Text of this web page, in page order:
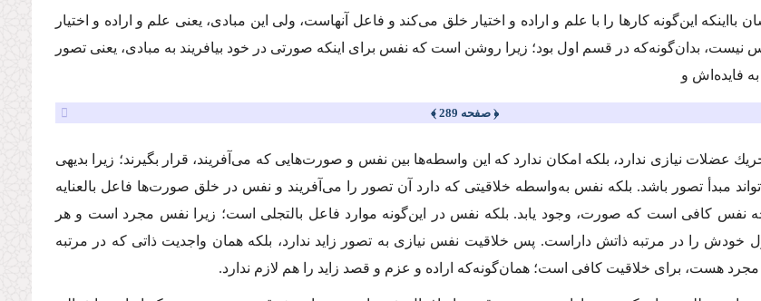
بااینكه این‌گونه كارها را با علم و اراده و اختیار خلق می‌كند و فاعل آنهاست، ولی این مبادی، یعنی علم و اراده و اختیار
نیست، بدان‌گونه‌كه در قسم اول بود؛ زیرا روشن است كه نفس برای اینكه صورتی در خود بیافریند به مبادی، یعنی تصور
فایده‌اش و
﴿ صفحه 289 ﴾
عضلات نیازی ندارد، بلكه امكان ندارد كه این واسطه‌ها بین نفس و صورت‌هایی كه می‌آفریند، قرار بگیرند؛ زیرا بدیهی
مبدأ تصور باشد. بلكه نفس به‌واسطه خلاقیتی كه دارد آن تصور را می‌آفریند و نفس در خلق صورت‌ها فاعل بالعنایه
نفس كافی است ‌كه صورت، وجود یابد. بلكه نفس در ‌این‌گونه موارد فاعل بالتجلی است؛ زیرا نفس مجرد است و هر
خودش را در مرتبه ذاتش داراست. پس خلاقیت نفس نیازی به تصور زاید ندارد، بلكه همان واجدیت ذاتی كه در مرتبه
هست، برای خلاقیت كافی است؛ همان‌گونه‌كه اراده و عزم و قصد زاید را هم لازم ندارد.